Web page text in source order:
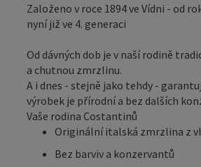
Založeno v roce 1894 ve Vídni - od
nyní již ve 4. generaci
Od dávných dob je v naší rodině
a chutnou zmrzlinu.
A i dnes - stejně jako tehdy -
výrobek je přírodní a bez dalších
Vaše rodina Costantinů
Originální italská zmrzlina z
Bez barviv a konzervantů